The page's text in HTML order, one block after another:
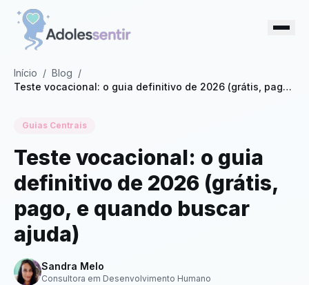
Início / Blog /
Teste vocacional: o guia definitivo de 2026 (grátis, pago,
Guias Centrais
Teste vocacional: o guia
definitivo de 2026 (grátis,
pago, e quando buscar
ajuda)
Sandra Melo
Consultora em Desenvolvimento Humano